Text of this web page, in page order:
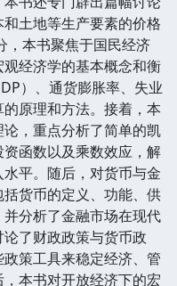
土地等生产要素的价格
，本书聚焦于国民经济
经济学的基本概念和衡
）、通货膨胀率、失业
原理和方法。接着，本
，重点分析了简单的凯
函数以及乘数效应，解
平。随后，对货币与金
货币的定义、功能、供
分析了金融市场在现代
了财政政策与货币政
策工具来稳定经济、管
本书对开放经济下的宏